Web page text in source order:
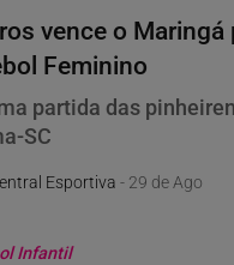
vence o Maringá
Feminino
partida das
SC
Esportiva - 29 de Ago
Infantil